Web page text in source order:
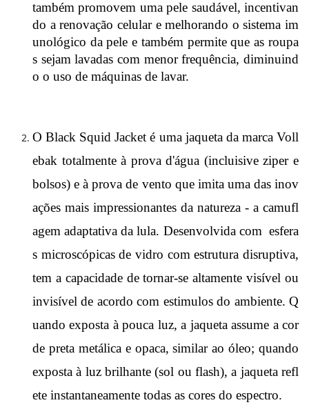
também promovem uma pele saudável, incentivan
do a renovação celular e melhorando o sistema im
unológico da pele etambém permite que as roupa
s sejam lavadas com menor frequência, diminuind
o o uso de máquinas de lavar.
O Black Squid Jacket é uma jaqueta da marca Voll
ebak totalmente à prova d'água (incluisive ziper e
bolsos) e à prova de vento que imita uma das inov
ações mais impressionantes da natureza - a camufl
agem adaptativa da lula. Desenvolvida com esfera
s microscópicas de vidro com estrutura disruptiva,
tem a capacidade de tornar-se altamente visível ou
invisível de acordo com estimulos do ambiente. Q
uando exposta à pouca luz, a jaqueta assume a cor
de preta metálica e opaca, similar ao óleo; quando
exposta à luz brilhante (sol ou flash), a jaqueta refl
ete instantaneamente todas as cores do espectro.